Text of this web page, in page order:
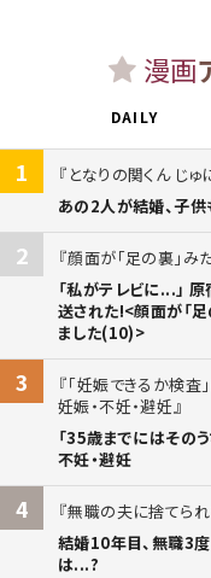
漫画
DAILY
1
となりの関くん じゅ
あの2人が結婚、子供
2
顔面が「足の裏」み
「私がテレビに...」
送された!<顔面が「
ました(10)>
3
「妊娠できるか検査
妊娠・不妊・避妊
「35歳までにはその
不妊・避妊
4
無職の夫に捨てら
結婚10年目、無職3度
は...?